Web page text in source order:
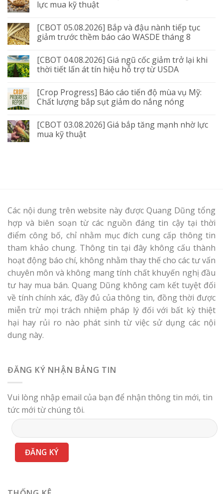
lực mua kỹ thuật
[CBOT 05.08.2026] Bắp và đậu nành tiếp tục
giảm trước thềm báo cáo WASDE tháng 8
[CBOT 04.08.2026] Giá ngũ cốc giảm trở lại khi
thời tiết lấn át tín hiệu hỗ trợ từ USDA
[Crop Progress] Báo cáo tiến độ mùa vụ Mỹ:
Chất lượng bắp sụt giảm do nắng nóng
[CBOT 03.08.2026] Giá bắp tăng mạnh nhờ lực
mua kỹ thuật
Các nội dung trên website này được Quang Dũng tổng
hợp và biên soạn từ các nguồn đáng tin cậy tại thời
điểm công bố, chỉ nhằm mục đích cung cấp thông tin
tham khảo chung. Thông tin tại đây không cấu thành
hoạt động báo chí, không nhằm thay thế cho các tư vấn
chuyên môn và không mang tính chất khuyến nghị đầu
tư hay mua bán. Quang Dũng không cam kết tuyệt đối
về tính chính xác, đầy đủ của thông tin, đồng thời được
miễn trừ mọi trách nhiệm pháp lý đối với bất kỳ thiệt
hại hay rủi ro nào phát sinh từ việc sử dụng các nội
dung này.
ĐĂNG KÝ NHẬN BẢNG TIN
Vui lòng nhập email của bạn để nhận thông tin mới, tin
tức mới từ chúng tôi.